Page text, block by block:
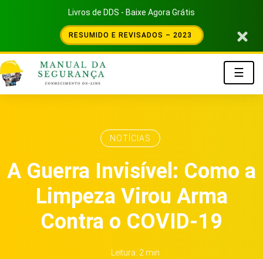
Livros de DDS - Baixe Agora Grátis
RESUMIDO E REVISADOS – 2023
☰
NOTÍCIAS
A Guerra Invisível: Como a
Limpeza Virou Arma
Contra o COVID-19
Leitura: 2 min